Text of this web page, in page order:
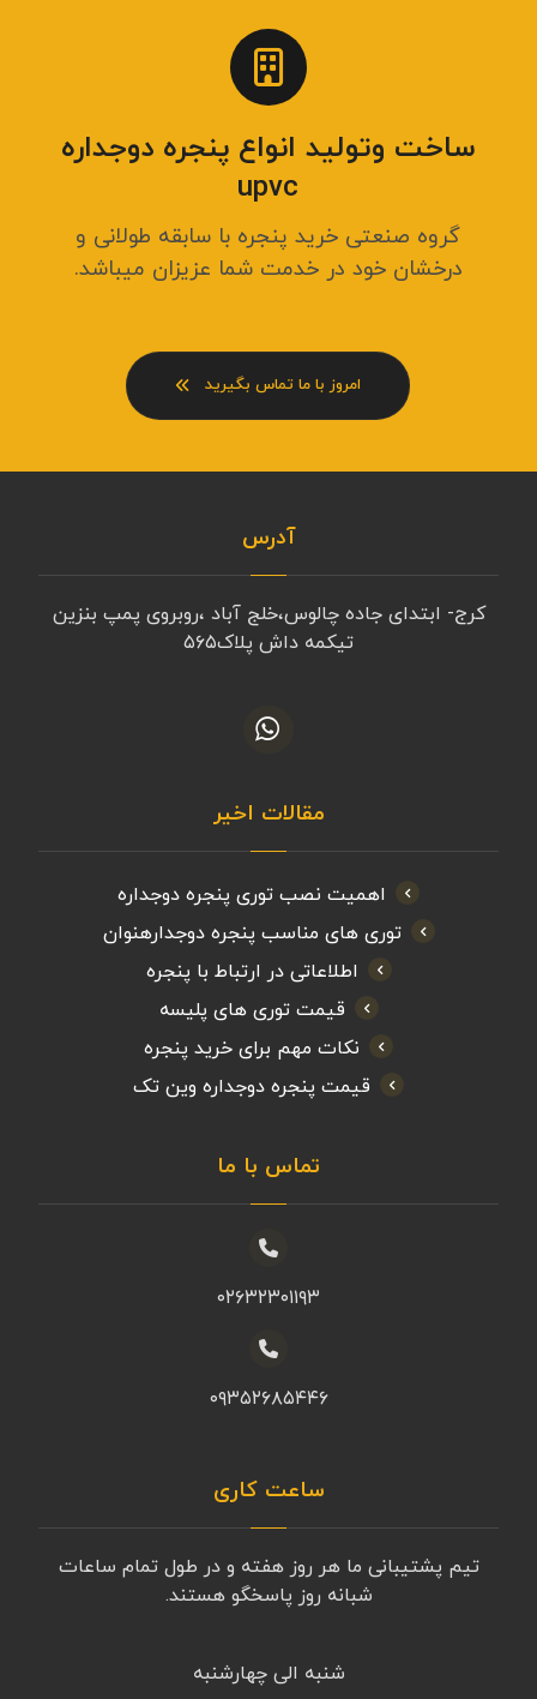
ساخت وتولید انواع پنجره دوجداره
upvc
گروه صنعتی خرید پنجره با سابقه طولانی و
درخشان خود در خدمت شما عزیزان میباشد.
امروز با ما تماس بگیرید
آدرس
کرج- ابتدای جاده چالوس،خلج آباد ،روبروی پمپ بنزین
تیکمه داش پلاک۵۶۵
مقالات اخیر
اهمیت نصب توری پنجره دوجداره
توری های مناسب پنجره دوجدارهنوان
اطلاعاتی در ارتباط با پنجره
قیمت توری های پلیسه
نکات مهم برای خرید پنجره
قیمت پنجره دوجداره وین تک
تماس با ما
۰۲۶۳۲۳۰۱۱۹۳
۰۹۳۵۲۶۸۵۴۴۶
ساعت کاری
تیم پشتیبانی ما هر روز هفته و در طول تمام ساعات
شبانه روز پاسخگو هستند.
شنبه الی چهارشنبه